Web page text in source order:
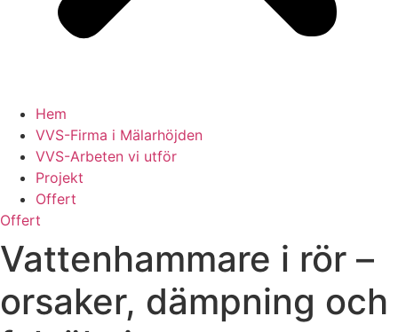
Hem
VVS-Firma i Mälarhöjden
VVS-Arbeten vi utför
Projekt
Offert
Offert
Vattenhammare i rör –
orsaker, dämpning och